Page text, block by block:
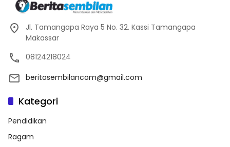
Jl. Tamangapa Raya 5 No. 32. Kassi Tamangapa
Makassar
08124218024
beritasembilancom@gmail.com
Kategori
Pendidikan
Ragam